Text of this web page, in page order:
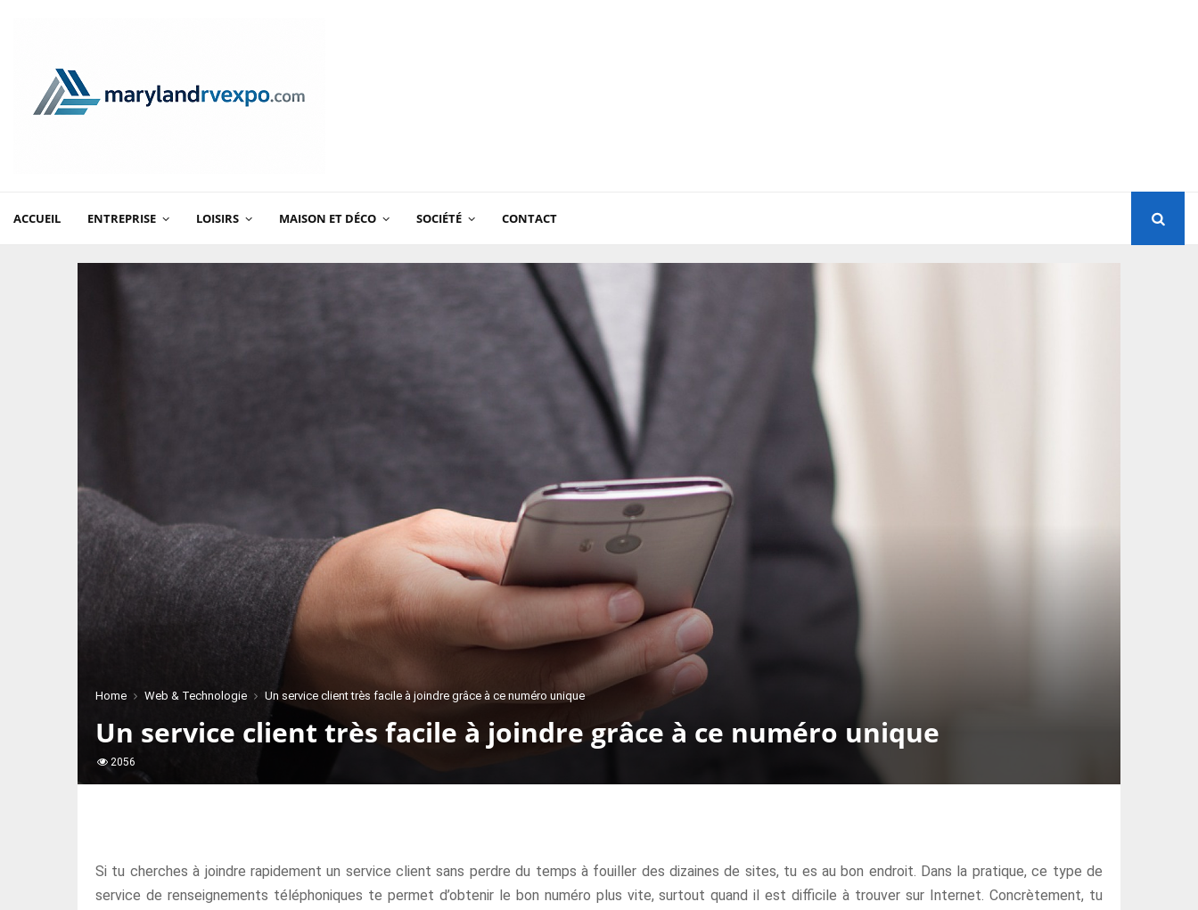
ACCUEIL ENTREPRISE LOISIRS MAISON ET DÉCO SOCIÉTÉ CONTACT
Home Web & Technologie Un service client très facile à joindre grâce à ce numéro unique
Un service client très facile à joindre grâce à ce numéro unique
2056
Si tu cherches à joindre rapidement un service client sans perdre du temps à fouiller des dizaines de sites, tu es au bon endroit. Dans la pratique, ce type de
service de renseignements téléphoniques te permet d’obtenir le bon numéro plus vite, surtout quand il est difficile à trouver sur Internet. Concrètement, tu